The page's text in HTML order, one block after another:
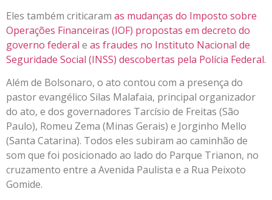
Eles também criticaram as mudanças do Imposto sobre
Operações Financeiras (IOF) propostas em decreto do
governo federal e as fraudes no Instituto Nacional de
Seguridade Social (INSS) descobertas pela Polícia Federal.
Além de Bolsonaro, o ato contou com a presença do
pastor evangélico Silas Malafaia, principal organizador
do ato, e dos governadores Tarcísio de Freitas (São
Paulo), Romeu Zema (Minas Gerais) e Jorginho Mello
(Santa Catarina). Todos eles subiram ao caminhão de
som que foi posicionado ao lado do Parque Trianon, no
cruzamento entre a Avenida Paulista e a Rua Peixoto
Gomide.